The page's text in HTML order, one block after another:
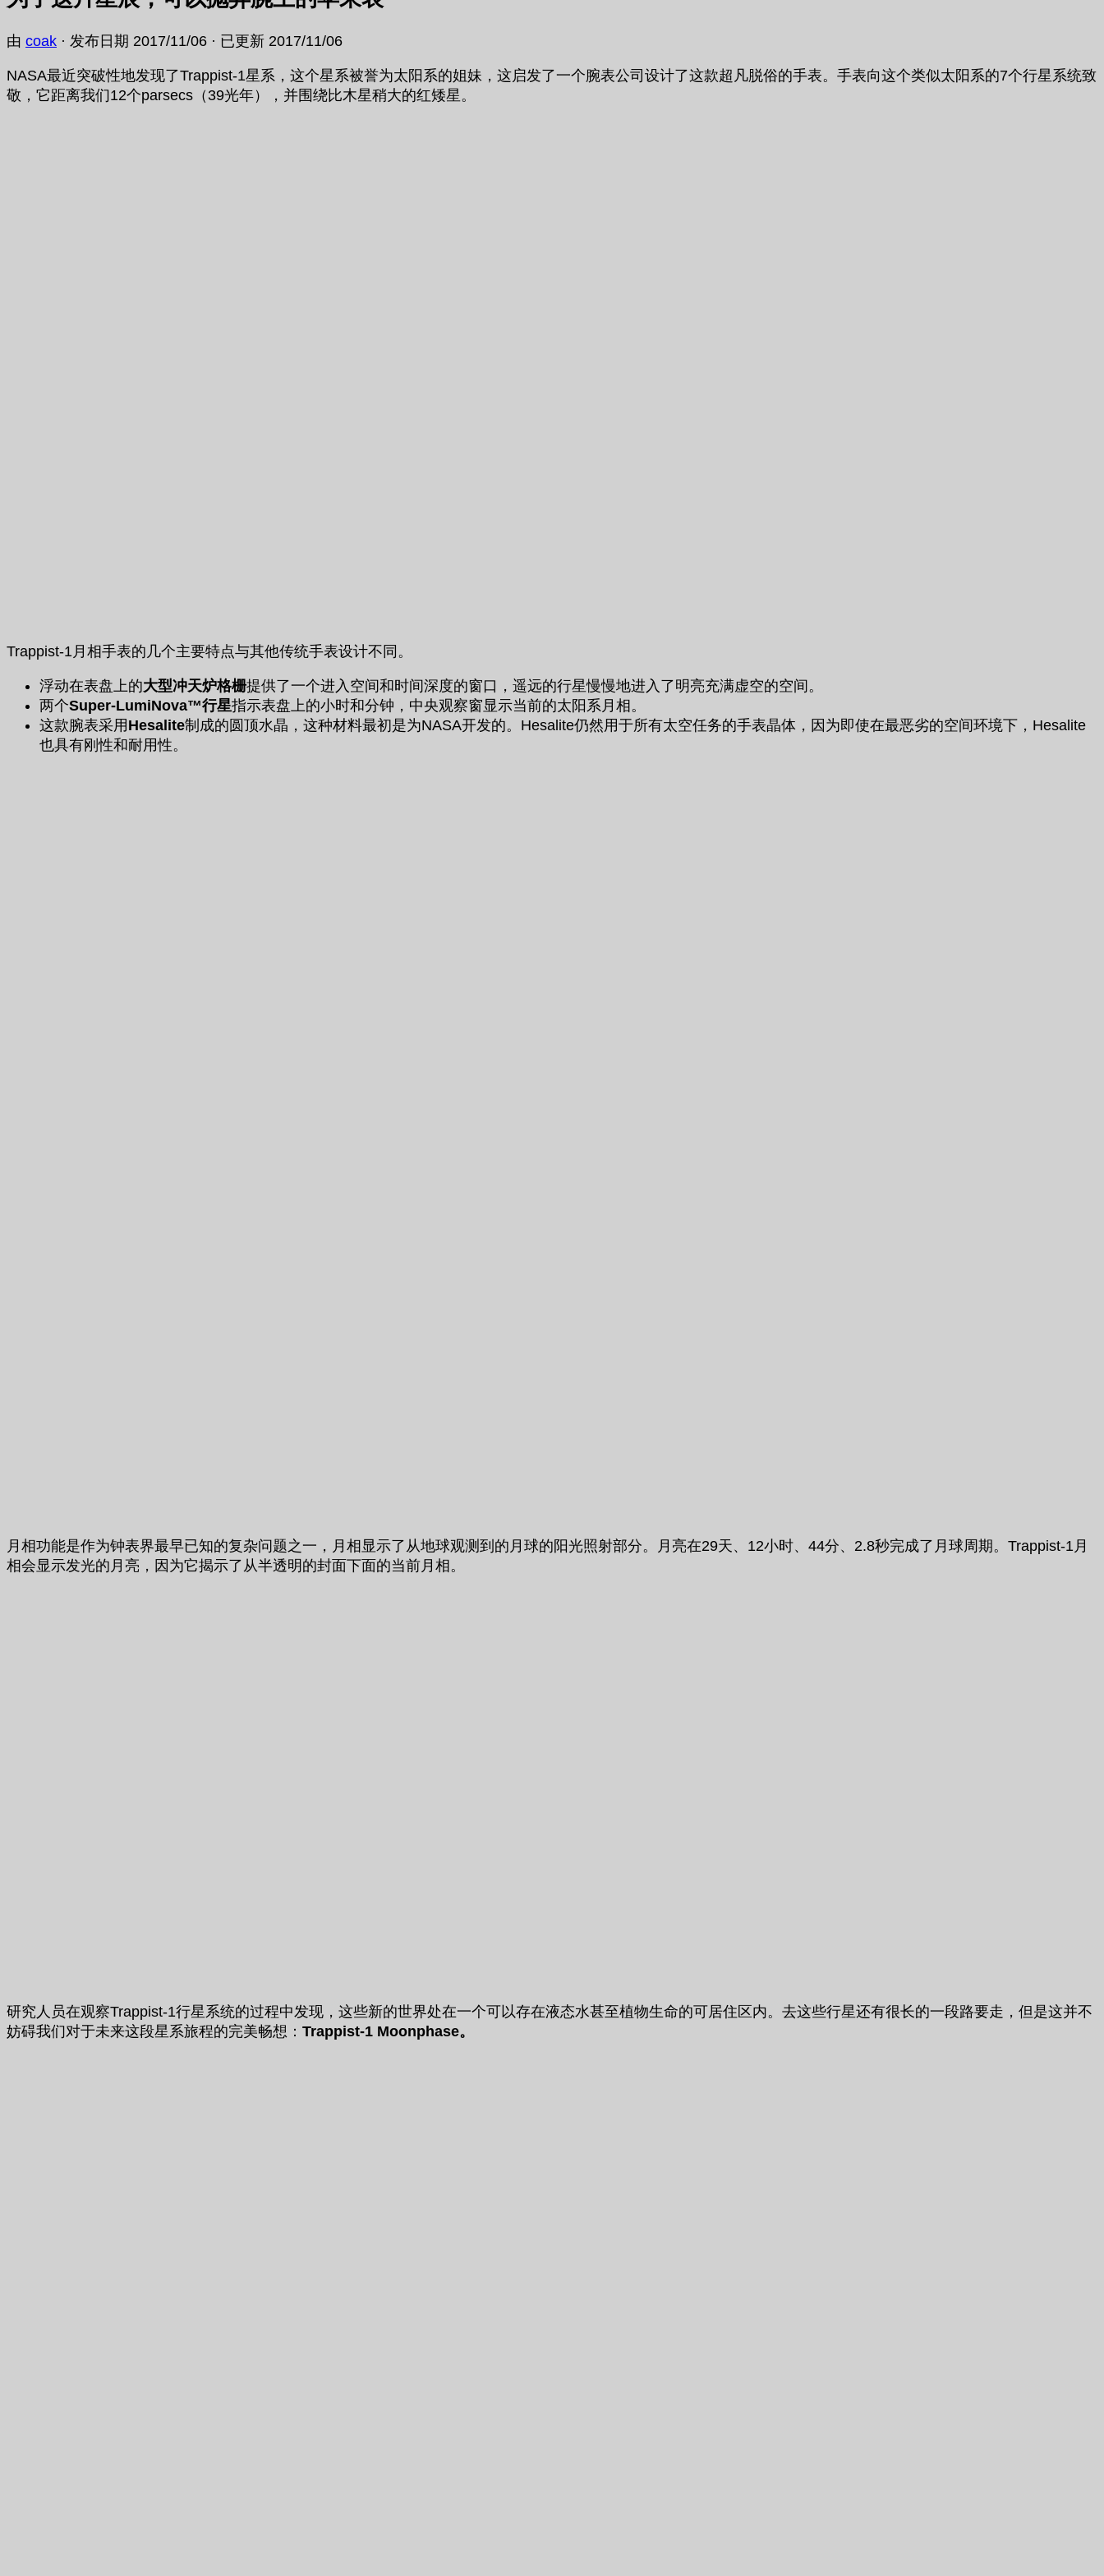
由 coak · 发布日期 2017/11/06 · 已更新 2017/11/06
NASA最近突破性地发现了Trappist-1星系，这个星系被誉为太阳系的姐妹，这启发了一个腕表公司设计了这款超凡脱俗的手表。手表向这个类似太阳系的7个行星系统致
敬，它距离我们12个parsecs（39光年），并围绕比木星稍大的红矮星。
Trappist-1月相手表的几个主要特点与其他传统手表设计不同。
浮动在表盘上的大型冲天炉格栅提供了一个进入空间和时间深度的窗口，遥远的行星慢慢地进入了明亮充满虚空的空间。
两个Super-LumiNova™行星指示表盘上的小时和分钟，中央观察窗显示当前的太阳系月相。
这款腕表采用 Hesalite制成的圆顶水晶，这种材料最初是为NASA开发的。Hesalite仍然用于所有太空任务的手表晶体，因为即使在最恶劣的空间环境下，Hesalite
也具有刚性和耐用性。
月相功能是作为钟表界最早已知的复杂问题之一，月相显示了从地球观测到的月球的阳光照射部分。月亮在29天、12小时、44分、2.8秒完成了月球周期。Trappist-1月
相会显示发光的月亮，因为它揭示了从半透明的封面下面的当前月相。
研究人员在观察Trappist-1行星系统的过程中发现，这些新的世界处在一个可以存在液态水甚至植物生命的可居住区内。去这些行星还有很长的一段路要走，但是这并不
妨碍我们对于未来这段星系旅程的完美畅想： Trappist-1 Moonphase。